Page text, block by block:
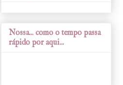
Nossa... como o tempo passa
rápido por aqui...